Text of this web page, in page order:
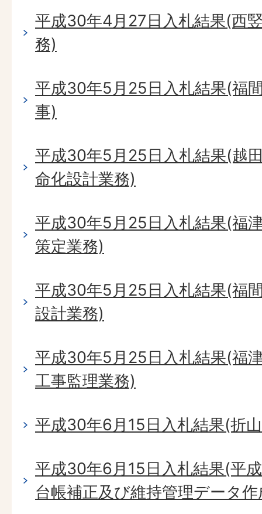
平成30年4月27日入札結果(西
務)
平成30年5月25日入札結果(福
事)
平成30年5月25日入札結果(越
命化設計業務)
平成30年5月25日入札結果(福
策定業務)
平成30年5月25日入札結果(福
設計業務)
平成30年5月25日入札結果(福
工事監理業務)
平成30年6月15日入札結果(折
平成30年6月15日入札結果(平
台帳補正及び維持管理データ